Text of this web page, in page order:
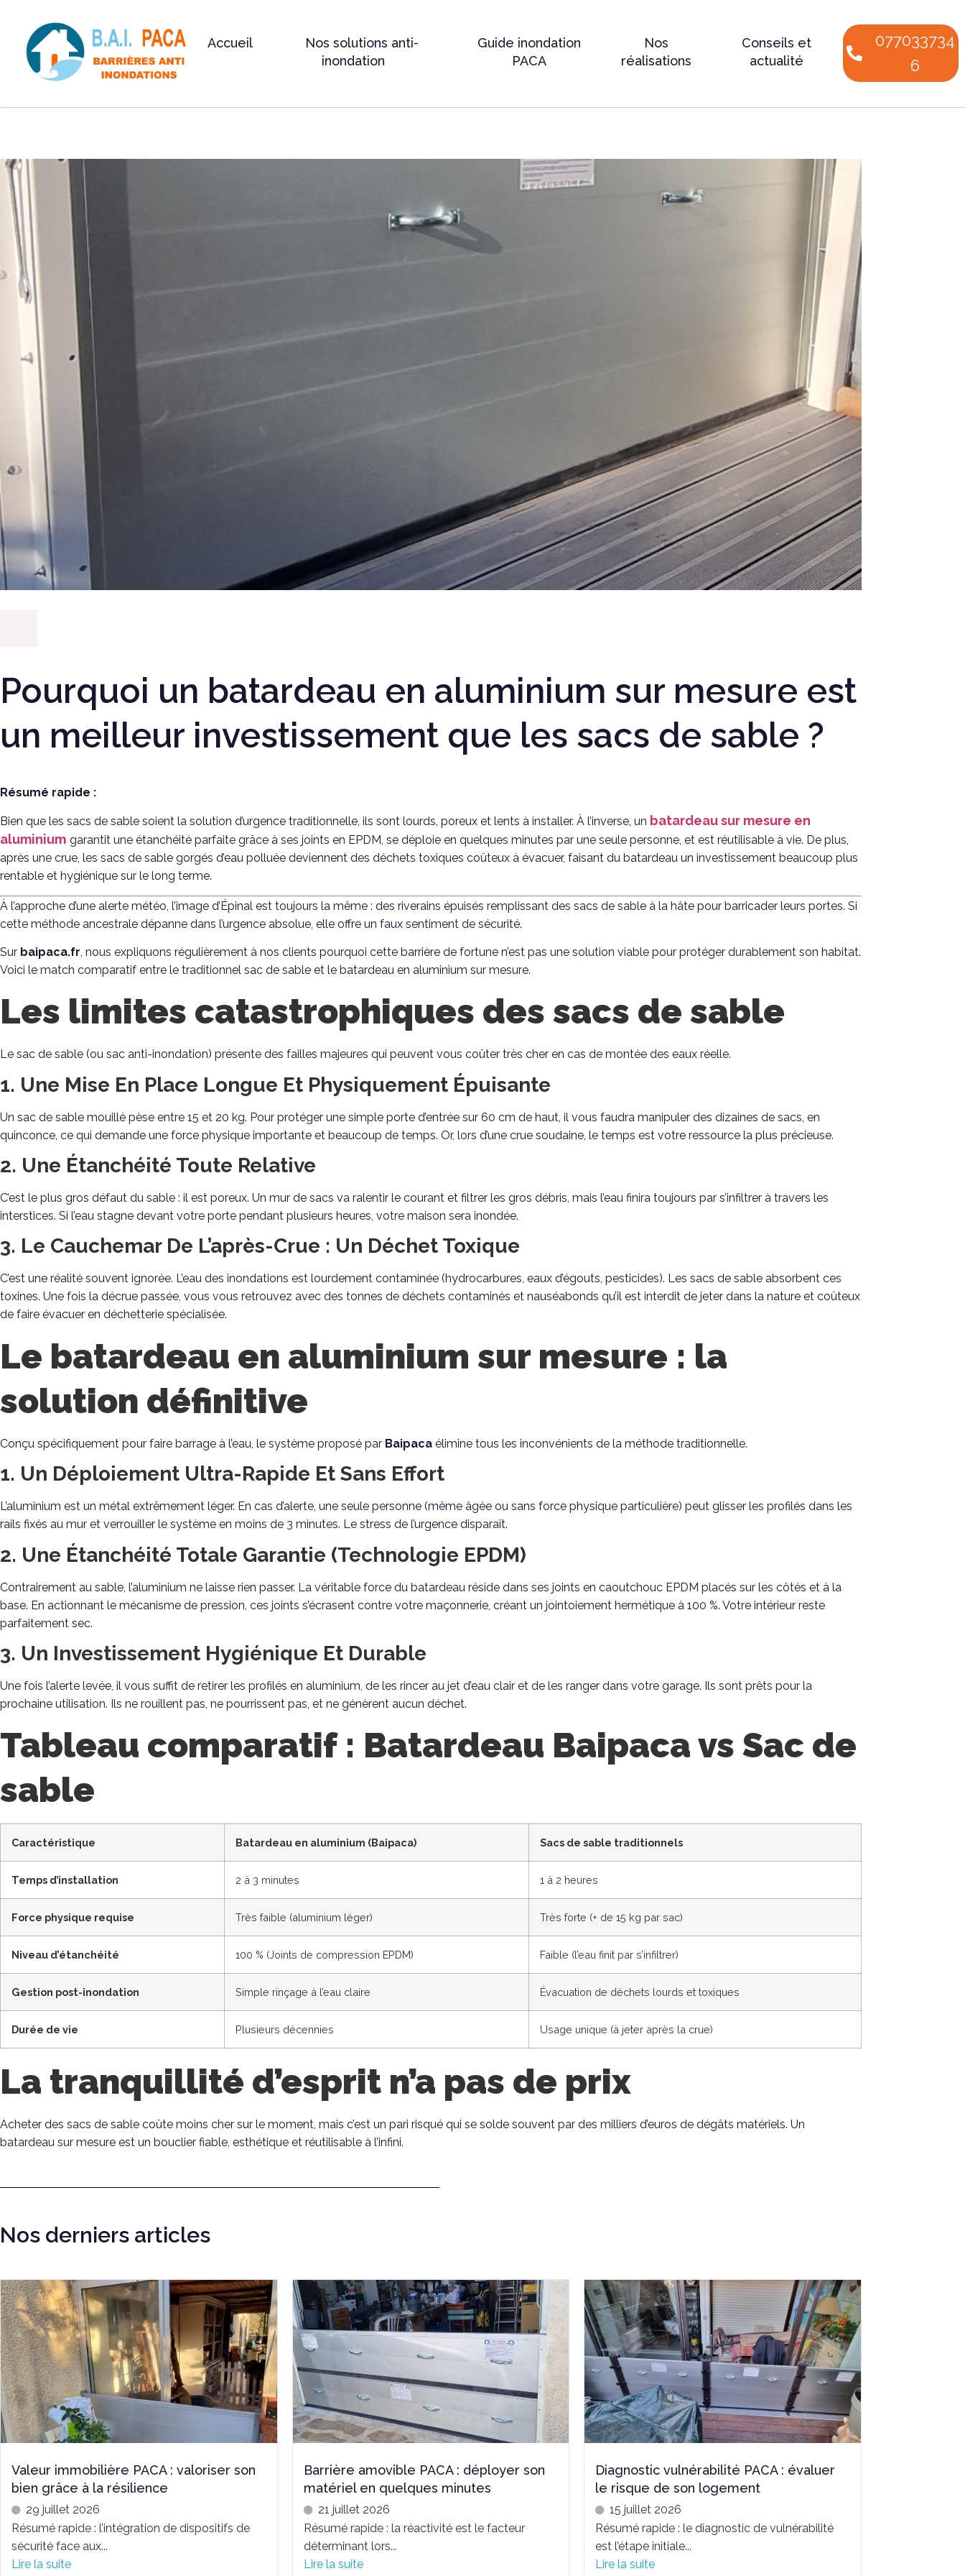
Accueil
Nos solutions anti-
inondation
Guide inondation
PACA
Nos
réalisations
Conseils et
actualité
077033734
6
Pourquoi un batardeau en aluminium sur mesure est
un meilleur investissement que les sacs de sable ?
Résumé rapide :
Bien que les sacs de sable soient la solution d’urgence traditionnelle, ils sont lourds, poreux et lents à installer. À l’inverse, un batardeau sur mesure en
aluminium garantit une étanchéité parfaite grâce à ses joints en EPDM, se déploie en quelques minutes par une seule personne, et est réutilisable à vie. De plus,
après une crue, les sacs de sable gorgés d’eau polluée deviennent des déchets toxiques coûteux à évacuer, faisant du batardeau un investissement beaucoup plus
rentable et hygiénique sur le long terme.
À l’approche d’une alerte météo, l’image d’Épinal est toujours la même : des riverains épuisés remplissant des sacs de sable à la hâte pour barricader leurs portes. Si
cette méthode ancestrale dépanne dans l’urgence absolue, elle offre un faux sentiment de sécurité.
Sur baipaca.fr, nous expliquons régulièrement à nos clients pourquoi cette barrière de fortune n’est pas une solution viable pour protéger durablement son habitat.
Voici le match comparatif entre le traditionnel sac de sable et le batardeau en aluminium sur mesure.
Les limites catastrophiques des sacs de sable
Le sac de sable (ou sac anti-inondation) présente des failles majeures qui peuvent vous coûter très cher en cas de montée des eaux réelle.
1. Une Mise En Place Longue Et Physiquement Épuisante
Un sac de sable mouillé pèse entre 15 et 20 kg. Pour protéger une simple porte d’entrée sur 60 cm de haut, il vous faudra manipuler des dizaines de sacs, en
quinconce, ce qui demande une force physique importante et beaucoup de temps. Or, lors d’une crue soudaine, le temps est votre ressource la plus précieuse.
2. Une Étanchéité Toute Relative
C’est le plus gros défaut du sable : il est poreux. Un mur de sacs va ralentir le courant et filtrer les gros débris, mais l’eau finira toujours par s’infiltrer à travers les
interstices. Si l’eau stagne devant votre porte pendant plusieurs heures, votre maison sera inondée.
3. Le Cauchemar De L’après-Crue : Un Déchet Toxique
C’est une réalité souvent ignorée. L’eau des inondations est lourdement contaminée (hydrocarbures, eaux d’égouts, pesticides). Les sacs de sable absorbent ces
toxines. Une fois la décrue passée, vous vous retrouvez avec des tonnes de déchets contaminés et nauséabonds qu’il est interdit de jeter dans la nature et coûteux
de faire évacuer en déchetterie spécialisée.
Le batardeau en aluminium sur mesure : la
solution définitive
Conçu spécifiquement pour faire barrage à l’eau, le système proposé par Baipaca élimine tous les inconvénients de la méthode traditionnelle.
1. Un Déploiement Ultra-Rapide Et Sans Effort
L’aluminium est un métal extrêmement léger. En cas d’alerte, une seule personne (même âgée ou sans force physique particulière) peut glisser les profilés dans les
rails fixés au mur et verrouiller le système en moins de 3 minutes. Le stress de l’urgence disparaît.
2. Une Étanchéité Totale Garantie (Technologie EPDM)
Contrairement au sable, l’aluminium ne laisse rien passer. La véritable force du batardeau réside dans ses joints en caoutchouc EPDM placés sur les côtés et à la
base. En actionnant le mécanisme de pression, ces joints s’écrasent contre votre maçonnerie, créant un jointoiement hermétique à 100 %. Votre intérieur reste
parfaitement sec.
3. Un Investissement Hygiénique Et Durable
Une fois l’alerte levée, il vous suffit de retirer les profilés en aluminium, de les rincer au jet d’eau clair et de les ranger dans votre garage. Ils sont prêts pour la
prochaine utilisation. Ils ne rouillent pas, ne pourrissent pas, et ne génèrent aucun déchet.
Tableau comparatif : Batardeau Baipaca vs Sac de
sable
Caractéristique Batardeau en aluminium (Baipaca) Sacs de sable traditionnels
Temps d’installation 2 à 3 minutes 1 à 2 heures
Force physique requise Très faible (aluminium léger) Très forte (+ de 15 kg par sac)
Niveau d’étanchéité 100 % (Joints de compression EPDM) Faible (l’eau finit par s’infiltrer)
Gestion post-inondation Simple rinçage à l’eau claire Évacuation de déchets lourds et toxiques
Durée de vie Plusieurs décennies Usage unique (à jeter après la crue)
La tranquillité d’esprit n’a pas de prix
Acheter des sacs de sable coûte moins cher sur le moment, mais c’est un pari risqué qui se solde souvent par des milliers d’euros de dégâts matériels. Un
batardeau sur mesure est un bouclier fiable, esthétique et réutilisable à l’infini.
Nos derniers articles
Valeur immobilière PACA : valoriser son
bien grâce à la résilience
29 juillet 2026
Résumé rapide : l’intégration de dispositifs de
sécurité face aux...
Lire la suite
Barrière amovible PACA : déployer son
matériel en quelques minutes
21 juillet 2026
Résumé rapide : la réactivité est le facteur
déterminant lors...
Lire la suite
Diagnostic vulnérabilité PACA : évaluer
le risque de son logement
15 juillet 2026
Résumé rapide : le diagnostic de vulnérabilité
est l’étape initiale...
Lire la suite